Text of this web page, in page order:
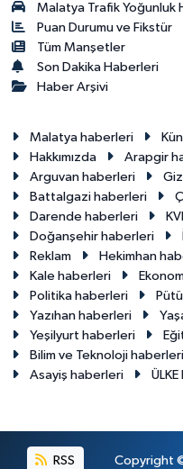
Malatya Trafik Yoğunluk
Puan Durumu ve Fikstür
Tüm Manşetler
Son Dakika Haberleri
Haber Arşivi
Malatya haberleri
Hakkımızda
Arapgir
Arguvan haberleri
Battalgazi haberleri
Darende haberleri
Doğanşehir haberleri
Reklam
Hekimhan
Kale haberleri
Politika haberleri
Yazıhan haberleri
Yeşilyurt haberleri
Bilim ve Teknoloji haberleri
Asayiş haberleri
RSS Copyright ©